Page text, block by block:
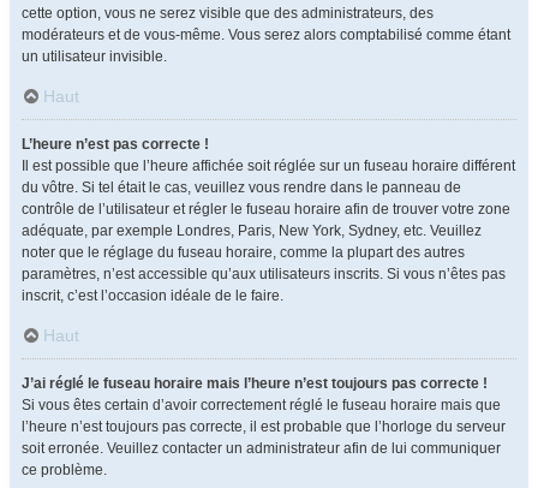
cette option, vous ne serez visible que des administrateurs, des
modérateurs et de vous-même. Vous serez alors comptabilisé comme étant
un utilisateur invisible.
Haut
L’heure n’est pas correcte !
Il est possible que l’heure affichée soit réglée sur un fuseau horaire différent
du vôtre. Si tel était le cas, veuillez vous rendre dans le panneau de
contrôle de l’utilisateur et régler le fuseau horaire afin de trouver votre zone
adéquate, par exemple Londres, Paris, New York, Sydney, etc. Veuillez
noter que le réglage du fuseau horaire, comme la plupart des autres
paramètres, n’est accessible qu’aux utilisateurs inscrits. Si vous n’êtes pas
inscrit, c’est l’occasion idéale de le faire.
Haut
J’ai réglé le fuseau horaire mais l’heure n’est toujours pas correcte !
Si vous êtes certain d’avoir correctement réglé le fuseau horaire mais que
l’heure n’est toujours pas correcte, il est probable que l’horloge du serveur
soit erronée. Veuillez contacter un administrateur afin de lui communiquer
ce problème.